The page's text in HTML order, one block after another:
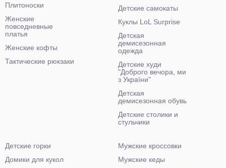
Плитоноски
Женские
повседневные
платья
Женские кофты
Тактические рюкзаки
Детские самокаты
Куклы LoL Surprise
Детская
демисезонная
одежда
Детские худи
"Доброго вечора, ми
з України"
Детская
демисезонная обувь
Детские столики и
стульчики
Детские горки
Домики для кукол
Мужские кроссовки
Мужские кеды